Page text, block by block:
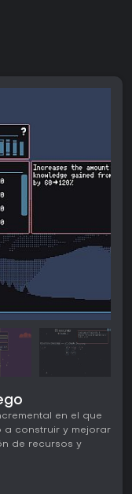
en el que
construir y mejorar
de recursos y